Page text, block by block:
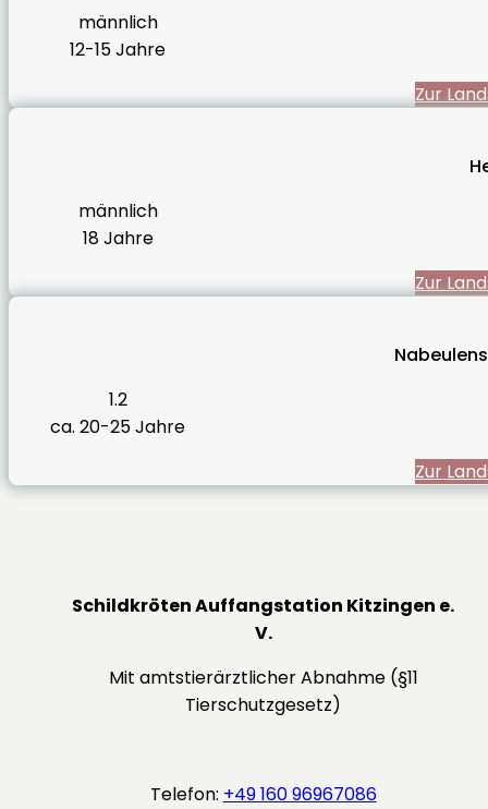
männlich
12-15 Jahre
Zur
männlich
18 Jahre
Zur
1.2
ca. 20-25 Jahre
Zur
Schildkröten Auffangstation Kitzingen e.
V.
Mit amtstierärztlicher Abnahme (§11
Tierschutzgesetz)
Telefon: +49 160 96967086